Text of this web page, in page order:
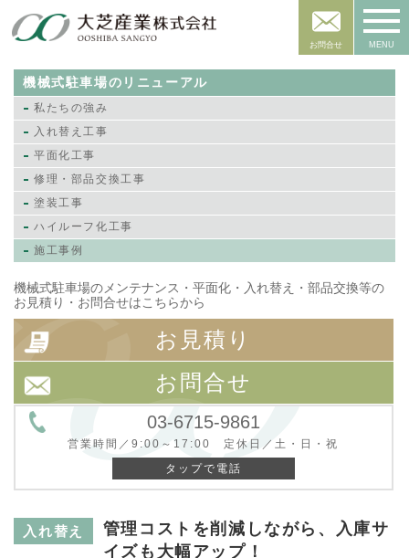
お問合せ MENU
機械式駐車場のリニューアル
私たちの強み
入れ替え工事
平面化工事
修理・部品交換工事
塗装工事
ハイルーフ化工事
施工事例
機械式駐車場のメンテナンス・平面化・入れ替え・部品交換等の
お見積り・お問合せはこちらから
お見積り
お問合せ
03-6715-9861
営業時間／9:00～17:00 定休日／土・日・祝
タップで電話
入れ替え
管理コストを削減しながら、入庫サ
イズも大幅アップ！